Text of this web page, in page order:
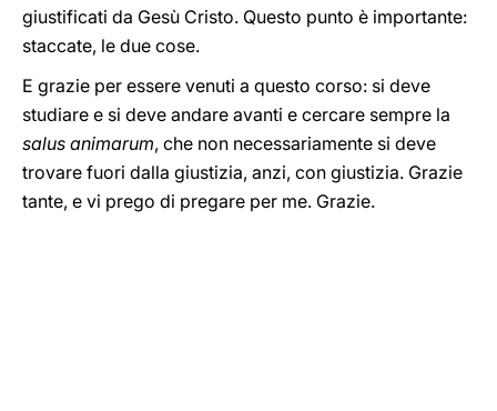
giustificati da Gesù Cristo. Questo punto è importante:
staccate, le due cose.
E grazie per essere venuti a questo corso: si deve
studiare e si deve andare avanti e cercare sempre la
salus animarum, che non necessariamente si deve
trovare fuori dalla giustizia, anzi, con giustizia. Grazie
tante, e vi prego di pregare per me. Grazie.